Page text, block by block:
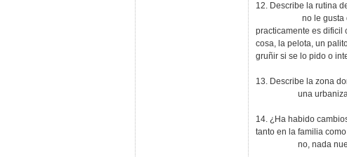
12. Describe la rutina
no le gusta estar
practicamente es dificil
cosa, la pelota, un
gruñir si se lo pido o
13. Describe la zona
una urbanizacion,
14. ¿Ha habido
tanto en la familia
no, nada